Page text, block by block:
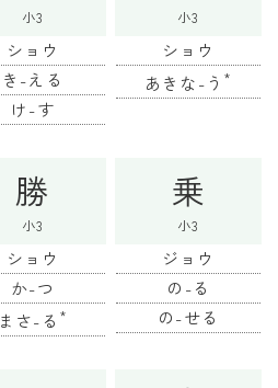
小3
ショウ
き-える
け-す
小3
ショウ
あきな-う *
勝
小3
ショウ
か-つ
まさ-る *
乗
小3
ジョウ
の-る
の-せる